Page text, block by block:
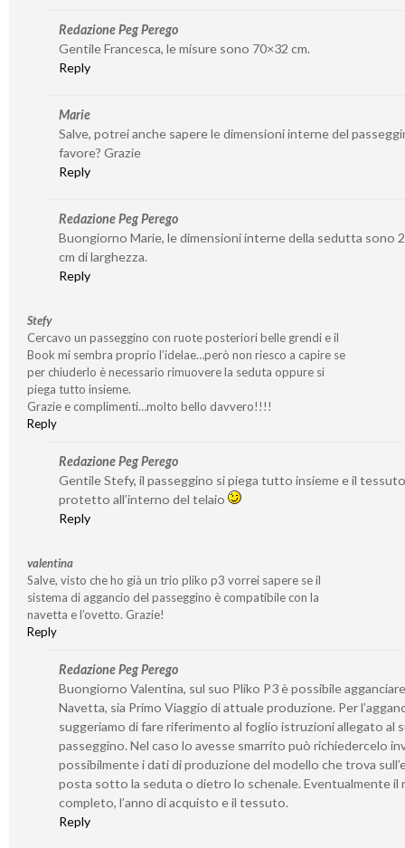
Redazione Peg Perego
Gentile Francesca, le misure sono 70×32 cm.
Reply
Marie
Salve, potrei anche sapere le dimensioni interne del
favore? Grazie
Reply
Redazione Peg Perego
Buongiorno Marie, le dimensioni interne della sedutta sono
cm di larghezza.
Reply
Stefy
Cercavo un passeggino con ruote posteriori belle grendi e il
Book mi sembra proprio l’idelae…però non riesco a capire se
per chiuderlo è necessario rimuovere la seduta oppure si
piega tutto insieme.
Grazie e complimenti…molto bello davvero!!!!
Reply
Redazione Peg Perego
Gentile Stefy, il passeggino si piega tutto insieme e il
protetto all’interno del telaio
Reply
valentina
Salve, visto che ho già un trio pliko p3 vorrei sapere se il
sistema di aggancio del passeggino è compatibile con la
navetta e l’ovetto. Grazie!
Reply
Redazione Peg Perego
Buongiorno Valentina, sul suo Pliko P3 è possibile
Navetta, sia Primo Viaggio di attuale produzione. Per
suggeriamo di fare riferimento al foglio istruzioni allegato al
passeggino. Nel caso lo avesse smarrito può richiedercelo
possibilmente i dati di produzione del modello che trova
posta sotto la seduta o dietro lo schenale. Eventualmente il
completo, l’anno di acquisto e il tessuto.
Reply